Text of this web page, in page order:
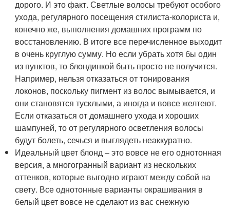
дорого. И это факт. Светлые волосы требуют особого
ухода, регулярного посещения стилиста-колориста и,
конечно же, выполнения домашних программ по
восстановлению. В итоге все перечисленное выходит
в очень круглую сумму. Но если убрать хотя бы один
из пунктов, то блондинкой быть просто не получится.
Например, нельзя отказаться от тонирования
локонов, поскольку пигмент из волос вымывается, и
они становятся тусклыми, а иногда и вовсе желтеют.
Если отказаться от домашнего ухода и хороших
шампуней, то от регулярного осветления волосы
будут болеть, сечься и выглядеть неаккуратно.
Идеальный цвет блонд – это вовсе не его однотонная
версия, а многогранный вариант из нескольких
оттенков, которые выгодно играют между собой на
свету. Все однотонные варианты окрашивания в
белый цвет вовсе не сделают из вас снежную